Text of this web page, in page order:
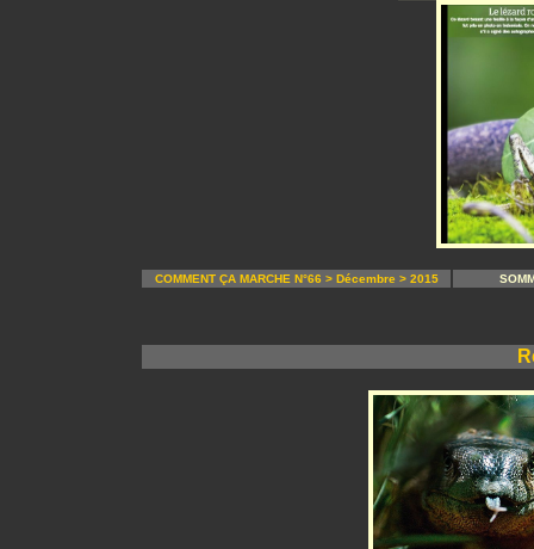
COMMENT ÇA MARCHE N°66 > Décembre > 2015